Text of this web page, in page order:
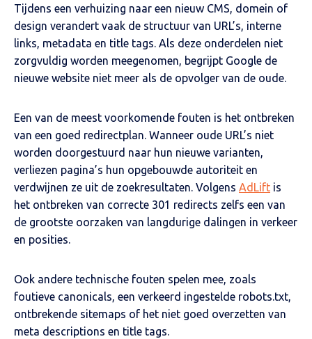
Tijdens een verhuizing naar een nieuw CMS, domein of
design verandert vaak de structuur van URL’s, interne
links, metadata en title tags. Als deze onderdelen niet
zorgvuldig worden meegenomen, begrijpt Google de
nieuwe website niet meer als de opvolger van de oude.
Een van de meest voorkomende fouten is het ontbreken
van een goed redirectplan. Wanneer oude URL’s niet
worden doorgestuurd naar hun nieuwe varianten,
verliezen pagina’s hun opgebouwde autoriteit en
verdwijnen ze uit de zoekresultaten. Volgens AdLift is
het ontbreken van correcte 301 redirects zelfs een van
de grootste oorzaken van langdurige dalingen in verkeer
en posities.
Ook andere technische fouten spelen mee, zoals
foutieve canonicals, een verkeerd ingestelde robots.txt,
ontbrekende sitemaps of het niet goed overzetten van
meta descriptions en title tags.